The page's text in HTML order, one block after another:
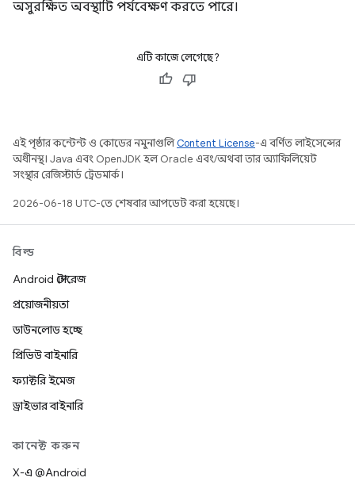
অসুরক্ষিত অবস্থাটি পর্যবেক্ষণ করতে পারে।
এটি কাজে লেগেছে?
এই পৃষ্ঠার কন্টেন্ট ও কোডের নমুনাগুলিContent License-এ বর্ণিত লাইসেন্সের
অধীনস্থ। Java এবং OpenJDK হল Oracle এবং/অথবা তার অ্যাফিলিয়েট
সংস্থার রেজিস্টার্ড ট্রেডমার্ক।
2026-06-18 UTC-তে শেষবার আপডেট করা হয়েছে।
বিল্ড
Android স্টোরেজ
প্রয়োজনীয়তা
ডাউনলোড হচ্ছে
প্রিভিউ বাইনারি
ফ্যাক্টরি ইমেজ
ড্রাইভার বাইনারি
কানেক্ট করুন
X-এ @Android